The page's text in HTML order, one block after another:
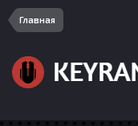
Главная